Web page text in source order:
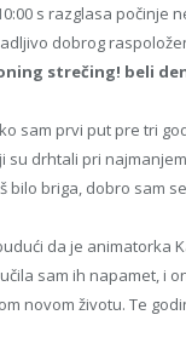
s razglasa počinje
dobrog
strečing! beli
sam prvi put pre tri
su drhtali pri
bilo briga, dobro sam
da je animatorka
sam ih napamet, i
novom životu. Te